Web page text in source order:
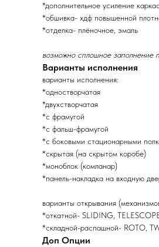
*дополнительное усиление
*обшивка- хдф повышенной
*отделка- плёночное, эмаль
возможно сплошное
Варианты исполнения
варианты исполнения:
*одностворчатая
*двухстворчатая
*с фрамугой
*с фальш-фрамугой
*с боковыми стационарными
*скрытая (на скрытом коробе)
*моноблок (комланар)
*панель-накладка на входную
варианты открывания
*откатной- SLIDING,
*складной-распашной- ROTO,
Доп Опции